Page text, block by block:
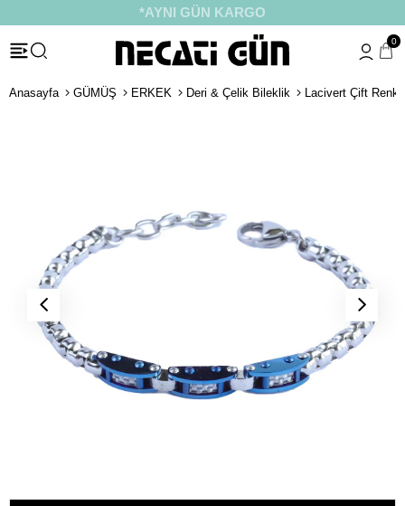
*HEDİYE PAKETİ & NOTU
0
Anasayfa GÜMÜŞ ERKEK Deri & Çelik Bileklik Lacivert Çift